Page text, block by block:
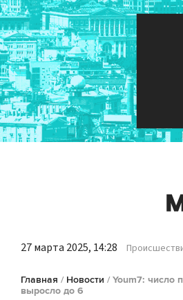
27 марта 2025, 14:28
Главная / Новости /Youm7: число
выросло до 6